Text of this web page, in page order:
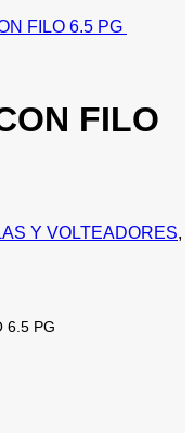
FILO
Y VOLTEADORES,
6.5 PG